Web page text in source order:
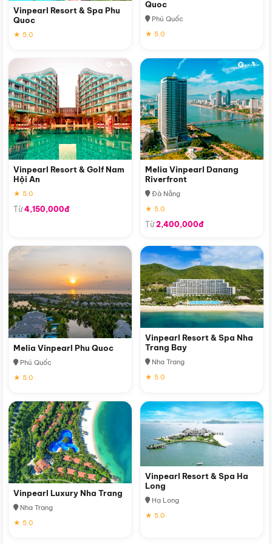
Vinpearl Resort & Spa Phu
Quoc
★ 5.0
Quoc
Phú Quốc
★ 5.0
Vinpearl Resort & Golf Nam
Hội An
★ 5.0
Từ4,150,000đ
Melia Vinpearl Danang
Riverfront
Đà Nẵng
★ 5.0
Từ2,400,000đ
Melia Vinpearl Phu Quoc
Phú Quốc
★ 5.0
Vinpearl Resort & Spa Nha
Trang Bay
Nha Trang
★ 5.0
Vinpearl Luxury Nha Trang
Nha Trang
★ 5.0
Vinpearl Resort & Spa Ha
Long
Hạ Long
★ 5.0